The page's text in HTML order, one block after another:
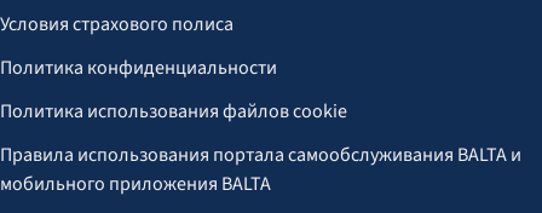
Условия страхового полиса
Политика конфиденциальности
Политика использования файлов cookie
Правила использования портала самообслуживания BALTA и
мобильного приложения BALTA